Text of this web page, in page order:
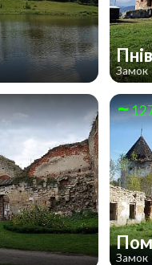
Замок
Замок